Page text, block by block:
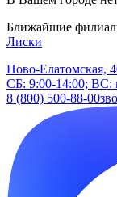
Ближайшие
Лиски
Ново-Елатомская,
СБ: 9:00-14:00; ВС:
8 (800) 500-88-00